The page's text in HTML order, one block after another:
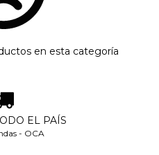
en esta categoría
EL PAÍS
- OCA